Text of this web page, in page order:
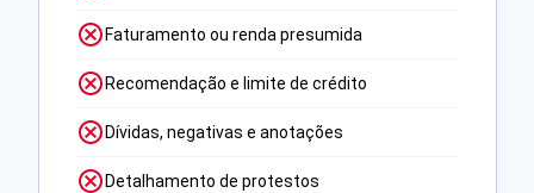
Faturamento ou renda presumida
Recomendação e limite de crédito
Dívidas, negativas e anotações
Detalhamento de protestos